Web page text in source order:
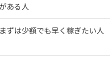
がある人
まずは少額でも早く稼ぎたい人